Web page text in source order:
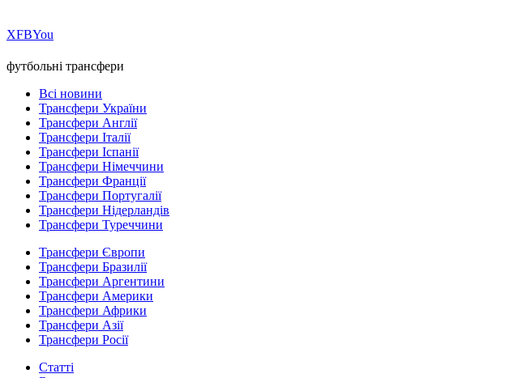
ХFBYou
футбольні трансфери
Всі новини
Трансфери України
Трансфери Англії
Трансфери Італії
Трансфери Іспанії
Трансфери Німеччини
Трансфери Франції
Трансфери Португалії
Трансфери Нідерландів
Трансфери Туреччини
Трансфери Європи
Трансфери Бразилії
Трансфери Аргентини
Трансфери Америки
Трансфери Африки
Трансфери Азії
Трансфери Росії
Статті